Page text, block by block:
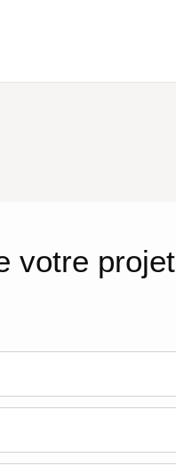
votre projet